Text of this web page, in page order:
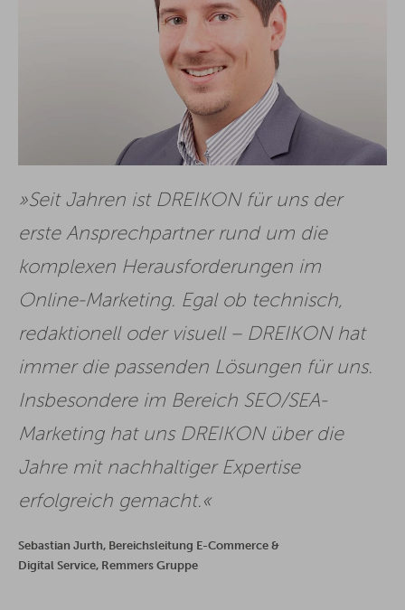
Seit Jahren ist DREIKON für uns der
erste Ansprechpartner rund um die
komplexen Herausforderungen im
Online-Marketing. Egal ob technisch,
redaktionell oder visuell – DREIKON hat
immer die passenden Lösungen für uns.
Insbesondere im Bereich SEO/SEA-
Marketing hat uns DREIKON über die
Jahre mit nachhaltiger Expertise
erfolgreich gemacht.
Sebastian Jurth, Bereichsleitung E-Commerce &
Digital Service, Remmers Gruppe